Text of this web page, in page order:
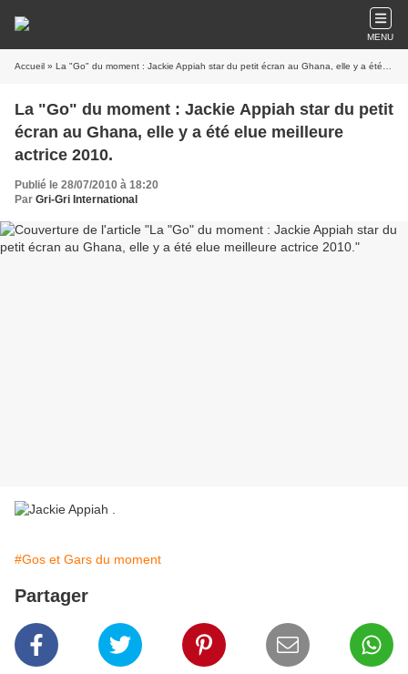
MENU
Accueil » La "Go" du moment : Jackie Appiah star du petit écran au Ghana, elle y a été elue meilleure actrice 2010.
La "Go" du moment : Jackie Appiah star du petit
écran au Ghana, elle y a été elue meilleure
actrice 2010.
Publié le 28/07/2010 à 18:20
Par Gri-Gri International
#Gos et Gars du moment
Partager